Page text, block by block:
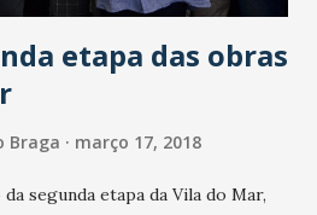
etapa das obras
Braga março 17, 2018
segunda etapa da Vila do Mar,